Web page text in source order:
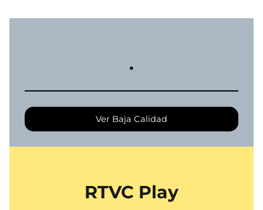
.
Ver Baja Calidad
RTVC Play